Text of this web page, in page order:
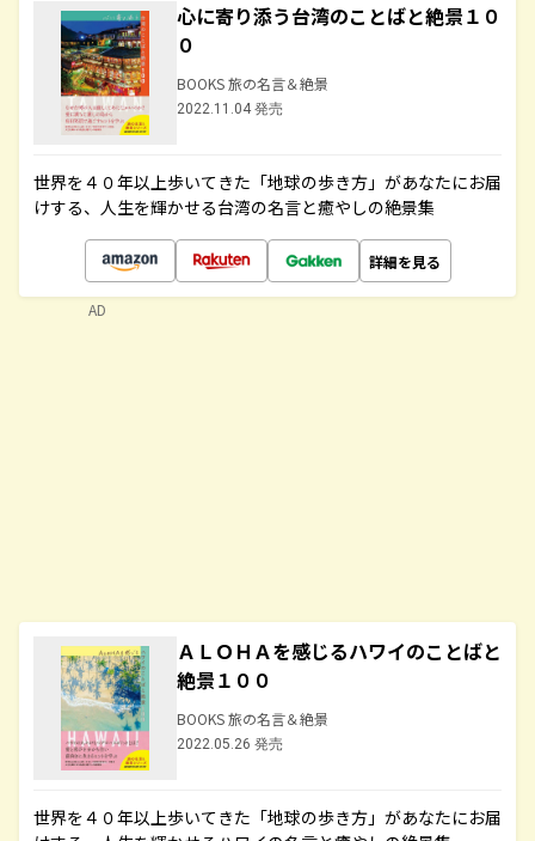
心に寄り添う台湾のことばと絶景１０
０
BOOKS 旅の名言＆絶景
2022.11.04 発売
世界を４０年以上歩いてきた「地球の歩き方」があなたにお届
けする、人生を輝かせる台湾の名言と癒やしの絶景集
詳細を見る
ＡＬＯＨＡを感じるハワイのことばと
絶景１００
BOOKS 旅の名言＆絶景
2022.05.26 発売
世界を４０年以上歩いてきた「地球の歩き方」があなたにお届
AD